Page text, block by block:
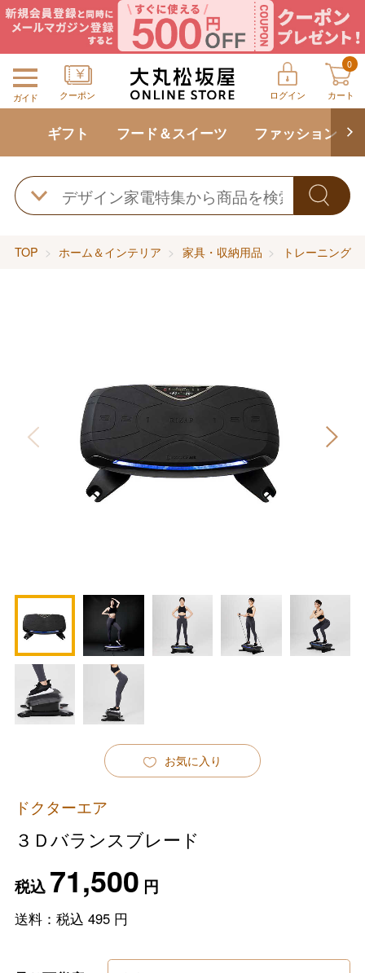
ガイド クーポン ログイン
0
カート
ギフト フード＆スイーツ ファッション
TOP ホーム＆インテリア 家具・収納用品 トレーニング
お気に入り
ドクターエア
３Ｄバランスブレード
税込71,500 円
送料：税込 495円